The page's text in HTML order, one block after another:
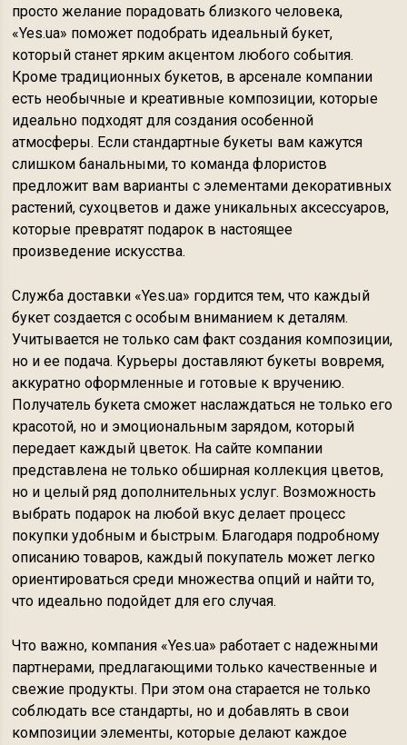
просто желание порадовать близкого человека,
«Yes.ua» поможет подобрать идеальный букет,
который станет ярким акцентом любого события.
Кроме традиционных букетов, в арсенале компании
есть необычные и креативные композиции, которые
идеально подходят для создания особенной
атмосферы. Если стандартные букеты вам кажутся
слишком банальными, то команда флористов
предложит вам варианты с элементами декоративных
растений, сухоцветов и даже уникальных аксессуаров,
которые превратят подарок в настоящее
произведение искусства.
Служба доставки «Yes.ua» гордится тем, что каждый
букет создается с особым вниманием к деталям.
Учитывается не только сам факт создания композиции,
но и ее подача. Курьеры доставляют букеты вовремя,
аккуратно оформленные и готовые к вручению.
Получатель букета сможет наслаждаться не только его
красотой, но и эмоциональным зарядом, который
передает каждый цветок. На сайте компании
представлена не только обширная коллекция цветов,
но и целый ряд дополнительных услуг. Возможность
выбрать подарок на любой вкус делает процесс
покупки удобным и быстрым. Благодаря подробному
описанию товаров, каждый покупатель может легко
ориентироваться среди множества опций и найти то,
что идеально подойдет для его случая.
Что важно, компания «Yes.ua» работает с надежными
партнерами, предлагающими только качественные и
свежие продукты. При этом она старается не только
соблюдать все стандарты, но и добавлять в свои
композиции элементы, которые делают каждое